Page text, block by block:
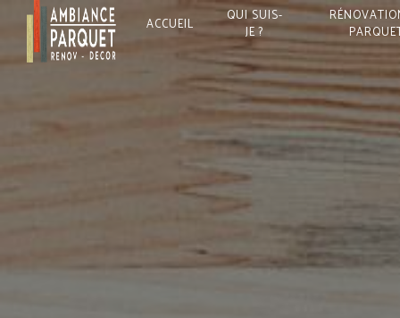
ACCUEIL
QUI SUIS-
JE ?
Panneau de gestion des cookies